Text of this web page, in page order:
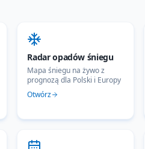
Radar opadów śniegu
Mapa śniegu na żywo z
prognozą dla Polski i Europy
Otwórz